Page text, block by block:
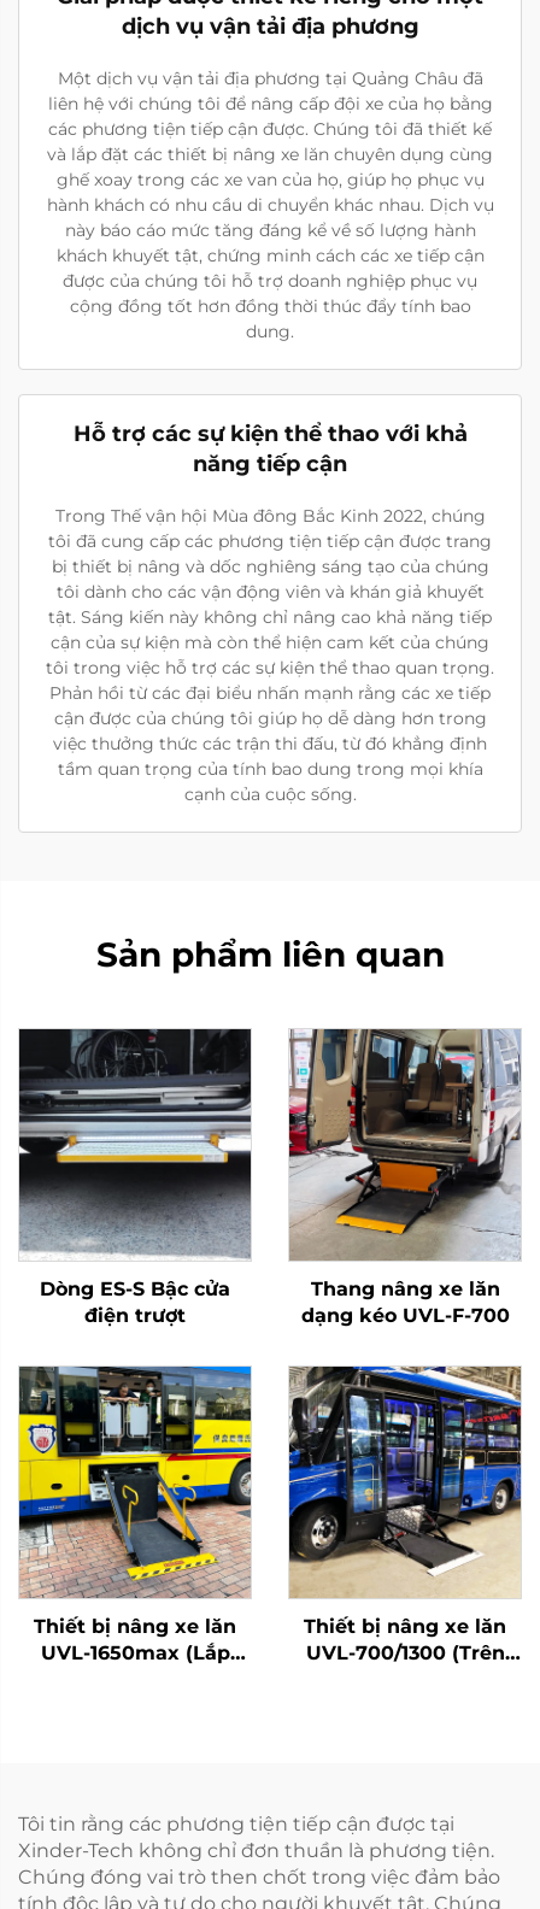
dịch vụ vận tải địa phương
Một dịch vụ vận tải địa phương tại Quảng Châu đã
liên hệ với chúng tôi để nâng cấp đội xe của họ bằng
các phương tiện tiếp cận được. Chúng tôi đã thiết kế
và lắp đặt các thiết bị nâng xe lăn chuyên dụng cùng
ghế xoay trong các xe van của họ, giúp họ phục vụ
hành khách có nhu cầu di chuyển khác nhau. Dịch vụ
này báo cáo mức tăng đáng kể về số lượng hành
khách khuyết tật, chứng minh cách các xe tiếp cận
được của chúng tôi hỗ trợ doanh nghiệp phục vụ
cộng đồng tốt hơn đồng thời thúc đẩy tính bao
dung.
Hỗ trợ các sự kiện thể thao với khả
năng tiếp cận
Trong Thế vận hội Mùa đông Bắc Kinh 2022, chúng
tôi đã cung cấp các phương tiện tiếp cận được trang
bị thiết bị nâng và dốc nghiêng sáng tạo của chúng
tôi dành cho các vận động viên và khán giả khuyết
tật. Sáng kiến này không chỉ nâng cao khả năng tiếp
cận của sự kiện mà còn thể hiện cam kết của chúng
tôi trong việc hỗ trợ các sự kiện thể thao quan trọng.
Phản hồi từ các đại biểu nhấn mạnh rằng các xe tiếp
cận được của chúng tôi giúp họ dễ dàng hơn trong
việc thưởng thức các trận thi đấu, từ đó khẳng định
tầm quan trọng của tính bao dung trong mọi khía
cạnh của cuộc sống.
Sản phẩm liên quan
Dòng ES-S Bậc cửa
điện trượt
Thang nâng xe lăn
dạng kéo UVL-F-700
Thiết bị nâng xe lăn
UVL-1650max (Lắp
Thiết bị nâng xe lăn
UVL-700/1300 (Trên
Tôi tin rằng các phương tiện tiếp cận được tại
Xinder-Tech không chỉ đơn thuần là phương tiện.
Chúng đóng vai trò then chốt trong việc đảm bảo
tính độc lập và tự do cho người khuyết tật. Chúng